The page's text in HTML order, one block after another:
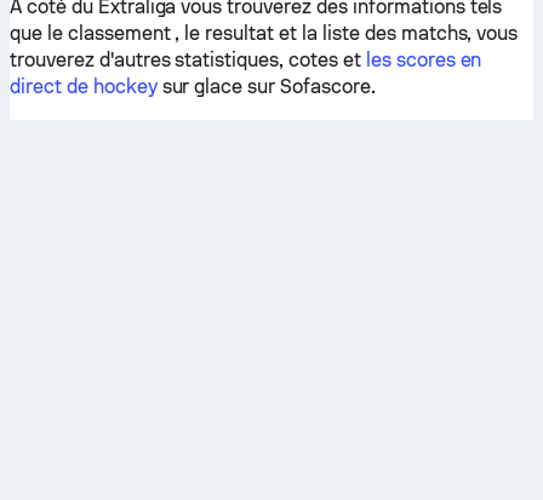
A coté du Extraliga vous trouverez des informations tels
que le classement , le resultat et la liste des matchs, vous
trouverez d'autres statistiques, cotes et les scores en
direct de hockeysur glace sur Sofascore.